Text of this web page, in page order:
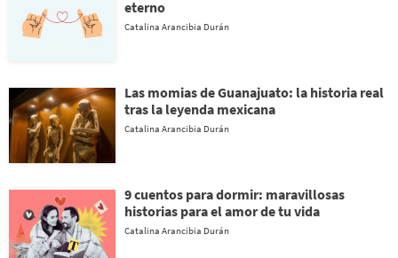
eterno
Catalina Arancibia Durán
Las momias de Guanajuato: la historia real
tras la leyenda mexicana
Catalina Arancibia Durán
9 cuentos para dormir: maravillosas
historias para el amor de tu vida
Catalina Arancibia Durán